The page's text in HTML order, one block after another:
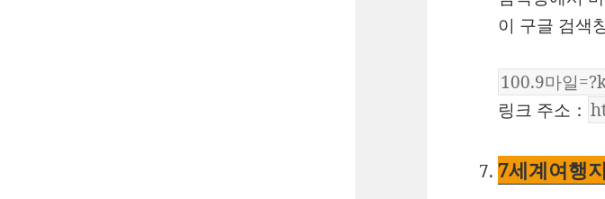
이 구글 검색
링크 주소：
7세계여행